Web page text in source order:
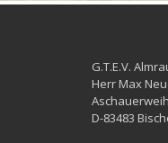
G.T.E.V.
Herr Max
D-83483